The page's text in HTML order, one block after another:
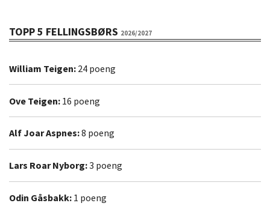
TOPP 5 FELLINGSBØRS 2026/2027
William Teigen: 24 poeng
Ove Teigen: 16 poeng
Alf Joar Aspnes:8 poeng
Lars Roar Nyborg:3 poeng
Odin Gåsbakk: 1 poeng